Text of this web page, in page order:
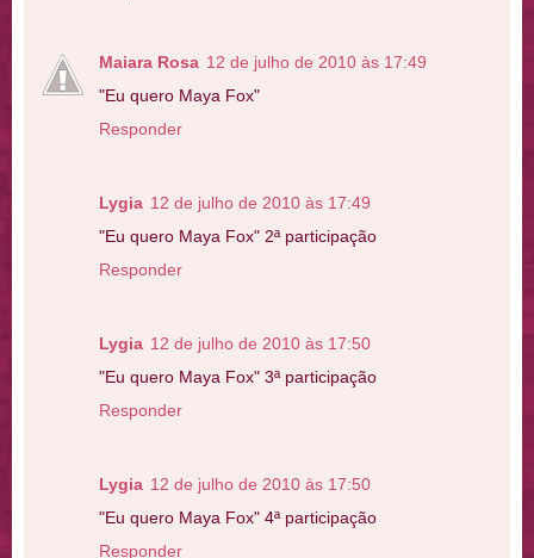
Maiara Rosa 12 de julho de 2010 às 17:49
"Eu quero Maya Fox"
Responder
Lygia 12 de julho de 2010 às 17:49
"Eu quero Maya Fox" 2ª participação
Responder
Lygia 12 de julho de 2010 às 17:50
"Eu quero Maya Fox" 3ª participação
Responder
Lygia 12 de julho de 2010 às 17:50
"Eu quero Maya Fox" 4ª participação
Responder